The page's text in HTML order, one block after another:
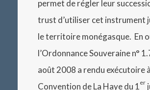
permet de régler leur
trust d’utiliser cet instrument
le territoire monégasque. En
l’Ordonnance Souveraine n°
août 2008 a rendu exécutoire
Convention de La Haye du 1er